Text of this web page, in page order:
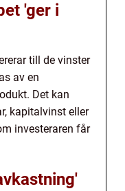
'ger i
till de vinster
av en
Det kan
kapitalvinst eller
investeraren får